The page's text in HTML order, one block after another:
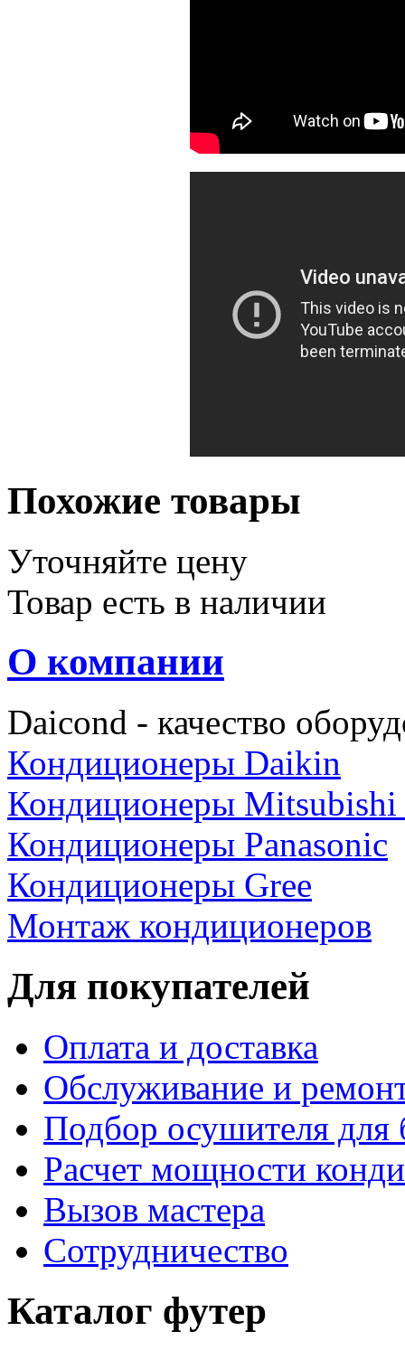
Похожие товары
Уточняйте цену
Товар есть в наличии
О компании
Daicond - качество
Кондиционеры Daikin
Кондиционеры Mitsubishi
Кондиционеры Panasonic
Кондиционеры Gree
Монтаж кондиционеров
Для покупателей
Оплата и доставка
Обслуживание и
Подбор осушителя для
Расчет мощности
Вызов мастера
Сотрудничество
Каталог футер